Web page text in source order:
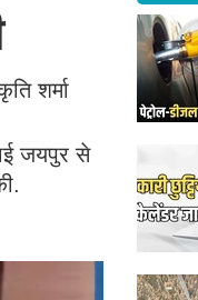
शर्मा
जयपुर से